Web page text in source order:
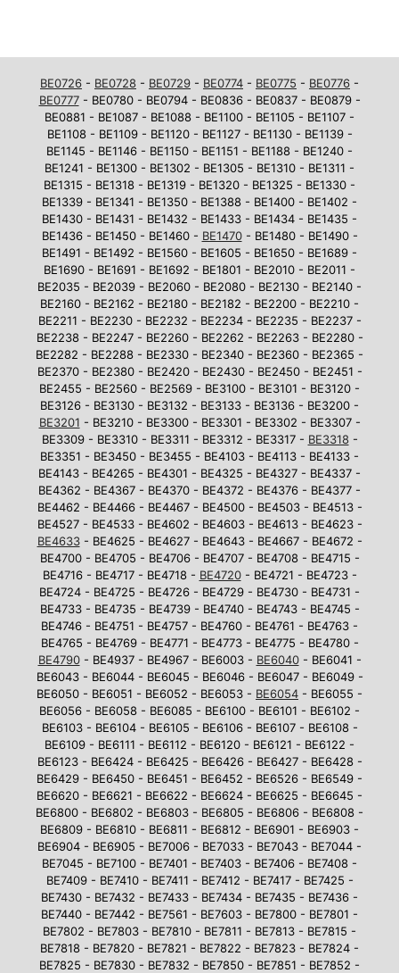
BE0726 - BE0728 - BE0729 - BE0774 - BE0775 - BE0776 -
BE0777- BE0780 - BE0794 - BE0836 - BE0837 - BE0879 -
BE0881 - BE1087 - BE1088 - BE1100 - BE1105 - BE1107 -
BE1108 - BE1109 - BE1120 - BE1127 - BE1130 - BE1139 -
BE1145 - BE1146 - BE1150 - BE1151 - BE1188 - BE1240 -
BE1241 - BE1300 - BE1302 - BE1305 - BE1310 - BE1311 -
BE1315 - BE1318 - BE1319 - BE1320 - BE1325 - BE1330 -
BE1339 - BE1341 - BE1350 - BE1388 - BE1400 - BE1402 -
BE1430 - BE1431 - BE1432 - BE1433 - BE1434 - BE1435 -
BE1436 - BE1450 - BE1460 - BE1470- BE1480 - BE1490 -
BE1491 - BE1492 - BE1560 - BE1605 - BE1650 - BE1689 -
BE1690 - BE1691 - BE1692 - BE1801 - BE2010 - BE2011 -
BE2035 - BE2039 - BE2060 - BE2080 - BE2130 - BE2140 -
BE2160 - BE2162 - BE2180 - BE2182 - BE2200 - BE2210 -
BE2211 - BE2230 - BE2232 - BE2234 - BE2235 - BE2237 -
BE2238 - BE2247 - BE2260 - BE2262 - BE2263 - BE2280 -
BE2282 - BE2288 - BE2330 - BE2340 - BE2360 - BE2365 -
BE2370 - BE2380 - BE2420 - BE2430 - BE2450 - BE2451 -
BE2455 - BE2560 - BE2569 - BE3100 - BE3101 - BE3120 -
BE3126 - BE3130 - BE3132 - BE3133 - BE3136 - BE3200 -
BE3201 - BE3210 - BE3300 - BE3301 - BE3302 - BE3307 -
BE3309 - BE3310 - BE3311 - BE3312 - BE3317 - BE3318-
BE3351 - BE3450 - BE3455 - BE4103 - BE4113 - BE4133 -
BE4143 - BE4265 - BE4301 - BE4325 - BE4327 - BE4337 -
BE4362 - BE4367 - BE4370 - BE4372 - BE4376 - BE4377 -
BE4462 - BE4466 - BE4467 - BE4500 - BE4503 - BE4513 -
BE4527 - BE4533 - BE4602 - BE4603 - BE4613 - BE4623 -
BE4633- BE4625 - BE4627 - BE4643 - BE4667 - BE4672 -
BE4700 - BE4705 - BE4706 - BE4707 - BE4708 - BE4715 -
BE4716 - BE4717 - BE4718 - BE4720- BE4721 - BE4723 -
BE4724 - BE4725 - BE4726 - BE4729 - BE4730 - BE4731 -
BE4733 - BE4735 - BE4739 - BE4740 - BE4743 - BE4745 -
BE4746 - BE4751 - BE4757 - BE4760 - BE4761 - BE4763 -
BE4765 - BE4769 - BE4771 - BE4773 - BE4775 - BE4780 -
BE4790- BE4937 - BE4967 - BE6003 - BE6040- BE6041 -
BE6043 - BE6044 - BE6045 - BE6046 - BE6047 - BE6049 -
BE6050 - BE6051 - BE6052 - BE6053 - BE6054 - BE6055 -
BE6056 - BE6058 - BE6085 - BE6100 - BE6101 - BE6102 -
BE6103 - BE6104 - BE6105 - BE6106 - BE6107 - BE6108 -
BE6109 - BE6111 - BE6112 - BE6120 - BE6121 - BE6122 -
BE6123 - BE6424 - BE6425 - BE6426 - BE6427 - BE6428 -
BE6429 - BE6450 - BE6451 - BE6452 - BE6526 - BE6549 -
BE6620 - BE6621 - BE6622 - BE6624 - BE6625 - BE6645 -
BE6800 - BE6802 - BE6803 - BE6805 - BE6806 - BE6808 -
BE6809 - BE6810 - BE6811 - BE6812 - BE6901 - BE6903 -
BE6904 - BE6905 - BE7006 - BE7033 - BE7043 - BE7044 -
BE7045 - BE7100 - BE7401 - BE7403 - BE7406 - BE7408 -
BE7409 - BE7410 - BE7411 - BE7412 - BE7417 - BE7425 -
BE7430 - BE7432 - BE7433 - BE7434 - BE7435 - BE7436 -
BE7440 - BE7442 - BE7561 - BE7603 - BE7800 - BE7801 -
BE7802 - BE7803 - BE7810 - BE7811 - BE7813 - BE7815 -
BE7818 - BE7820 - BE7821 - BE7822 - BE7823 - BE7824 -
BE7825 - BE7830 - BE7832 - BE7850 - BE7851 - BE7852 -